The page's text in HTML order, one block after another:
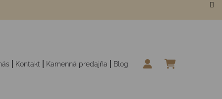
Kontakt Kamenná predajňa Blog